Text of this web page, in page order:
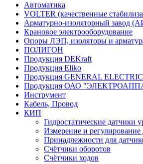
Автоматика
VOLTER (качественные
Арматурно-изоляторный завод
Крановое электрооборудование
Опоры ЛЭП, изоляторы и
ПОЛИГОН
Продукция DEKraft
Продукция Eliko
Продукция GENERAL ELECTRIC
Продукция ОАО
Инструмент
Кабель, Провод
КИП
Гидростатические датчики
Измерение и регулирование
Принадлежности для
Счётчики оборотов
Счётчики ходов